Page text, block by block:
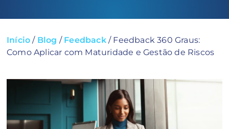
Início / Blog / Feedback/ Feedback 360 Graus:
Como Aplicar com Maturidade e Gestão de Riscos